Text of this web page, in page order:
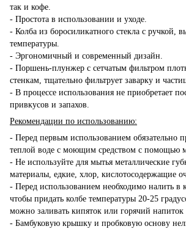
так и кофе.
- Простота в использовании и уходе.
- Колба из боросиликатного стекла с ручкой,
температуры.
- Эргономичный и современный дизайн.
- Поршень-плунжер с сетчатым фильтром
стенкам, тщательно фильтрует заварку и
- В процессе использования не приобретает
привкусов и запахов.
Рекомендации по использованию:
- Перед первым использованием обязательно
теплой воде с моющим средством с помощью
- Не используйте для мытья металлические
материалы, едкие, хлор, кислотосодержащие
- Перед использованием необходимо налить в
чтобы придать колбе температуры 20-25
можно заливать кипяток или горячий напиток
- Бамбуковую крышку и пробковую основу